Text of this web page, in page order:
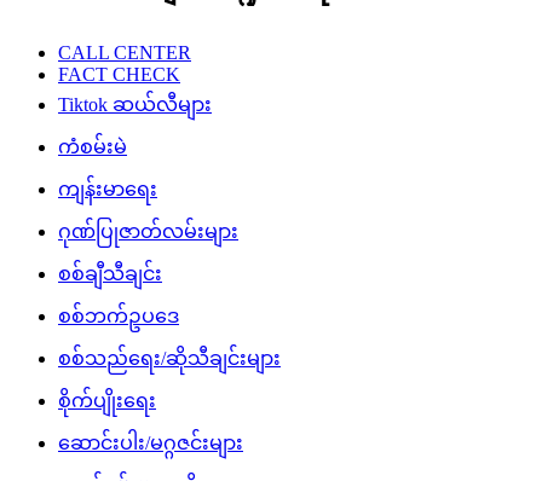
CALL CENTER
FACT CHECK
Tiktok ဆယ်လီများ
ကံစမ်းမဲ
ကျန်းမာရေး
ဂုဏ်ပြုဇာတ်လမ်းများ
စစ်ချီသီချင်း
စစ်ဘက်ဥပဒေ
စစ်သည်ရေး/ဆိုသီချင်းများ
စိုက်ပျိုးရေး
ဆောင်းပါး/မဂ္ဂဇင်းများ